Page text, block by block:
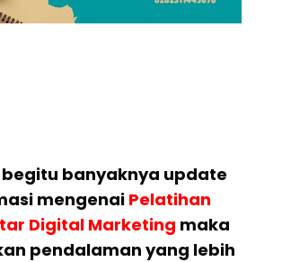
banyaknya update
mengenai Pelatihan
Digital Marketing maka
pendalaman yang lebih